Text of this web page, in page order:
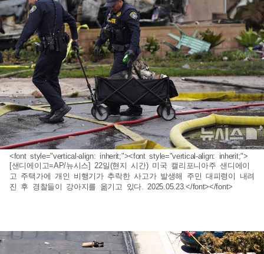
<font style="vertical-align: inherit;"><font style="vertical-align: inherit;">
[샌디에이고=AP/뉴시스] 22일(현지 시간) 미국 캘리포니아주 샌디에이
고 주택가에 개인 비행기가 추락한 사고가 발생해 주민 대피령이 내려
진 후 경찰들이 강아지를 옮기고 있다. 2025.05.23.</font></font>